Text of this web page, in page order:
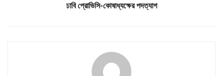
ঢাবি প্রোভিসি-কোষাধ্যক্ষের পদত্যাগ